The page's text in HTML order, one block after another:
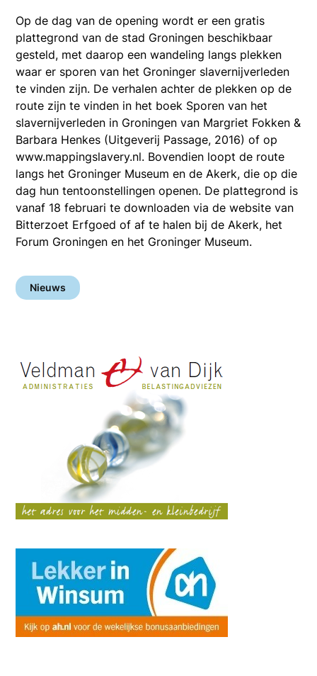
Op de dag van de opening wordt er een gratis
plattegrond van de stad Groningen beschikbaar
gesteld, met daarop een wandeling langs plekken
waar er sporen van het Groninger slavernijverleden
te vinden zijn. De verhalen achter de plekken op de
route zijn te vinden in het boek Sporen van het
slavernijverleden in Groningen van Margriet Fokken &
Barbara Henkes (Uitgeverij Passage, 2016) of op
www.mappingslavery.nl. Bovendien loopt de route
langs het Groninger Museum en de Akerk, die op die
dag hun tentoonstellingen openen. De plattegrond is
vanaf 18 februari te downloaden via de website van
Bitterzoet Erfgoed of af te halen bij de Akerk, het
Forum Groningen en het Groninger Museum.
Nieuws